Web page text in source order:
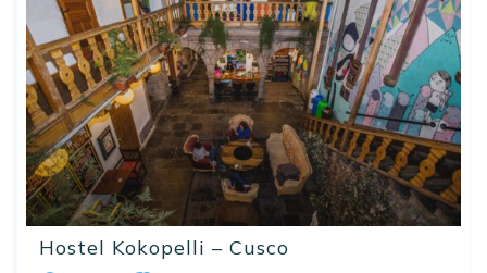
Hostel Kokopelli – Cusco